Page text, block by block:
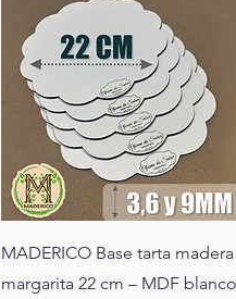
MADERICO Base tarta madera
margarita 22 cm – MDF blanco